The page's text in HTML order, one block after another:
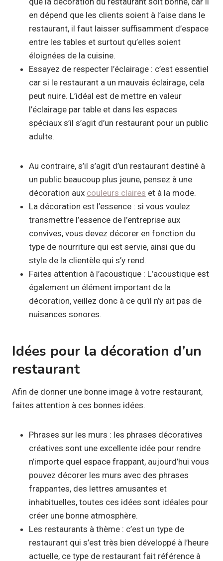
en dépend que les clients soient à l’aise dans le
restaurant, il faut laisser suffisamment d’espace
entre les tables et surtout qu’elles soient
éloignées de la cuisine.
Essayez de respecter l’éclairage : c’est essentiel
car si le restaurant a un mauvais éclairage, cela
peut nuire. L’idéal est de mettre en valeur
l’éclairage par table et dans les espaces
spéciaux s’il s’agit d’un restaurant pour un public
adulte.
Au contraire, s’il s’agit d’un restaurant destiné à
un public beaucoup plus jeune, pensez à une
décoration aux couleurs claires et à la mode.
La décoration est l’essence : si vous voulez
transmettre l’essence de l’entreprise aux
convives, vous devez décorer en fonction du
type de nourriture qui est servie, ainsi que du
style de la clientèle qui s’y rend.
Faites attention à l’acoustique : L’acoustique est
également un élément important de la
décoration, veillez donc à ce qu’il n’y ait pas de
nuisances sonores.
Idées pour la décoration d’un
restaurant
Afin de donner une bonne image à votre restaurant,
faites attention à ces bonnes idées.
Phrases sur les murs : les phrases décoratives
créatives sont une excellente idée pour rendre
n’importe quel espace frappant, aujourd’hui vous
pouvez décorer les murs avec des phrases
frappantes, des lettres amusantes et
inhabituelles, toutes ces idées sont idéales pour
créer une bonne atmosphère.
Les restaurants à thème : c’est un type de
restaurant qui s’est très bien développé à l’heure
actuelle, ce type de restaurant fait référence à